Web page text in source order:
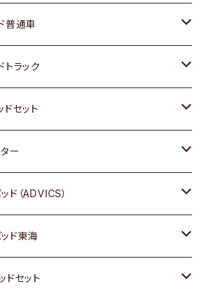
普通車
トラック
セット
ー
（ADVICS）
ド東海
ドセット